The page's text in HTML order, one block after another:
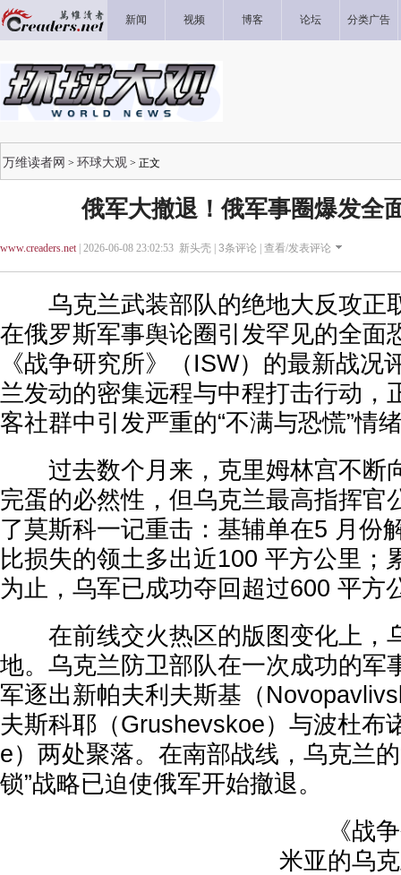
新闻 视频 博客 论坛 分类广告
万维读者网 > 环球大观 > 正文
俄军大撤退！俄军事圈爆发全
www.creaders.net| 2026-06-08 23:02:53 新头壳 | 3条评论 | 查看/发表评论
乌克兰武装部队的绝地大反攻正
在俄罗斯军事舆论圈引发罕见的全面
《战争研究所》（ISW）的最新战况
兰发动的密集远程与中程打击行动，
客社群中引发严重的“不满与恐慌”情
过去数个月来，克里姆林宫不断
完蛋的必然性，但乌克兰最高指挥官
了莫斯科一记重击：基辅单在5 月份
比损失的领土多出近100 平方公里；
为止，乌军已成功夺回超过600 平方
在前线交火热区的版图变化上，
地。乌克兰防卫部队在一次成功的军
军逐出新帕夫利夫斯基（
夫斯科耶（Grushevskoe）与波杜布
e）两处聚落。在南部战线，乌克兰
锁”战略已迫使俄军开始撤退。
《战争
米亚的乌